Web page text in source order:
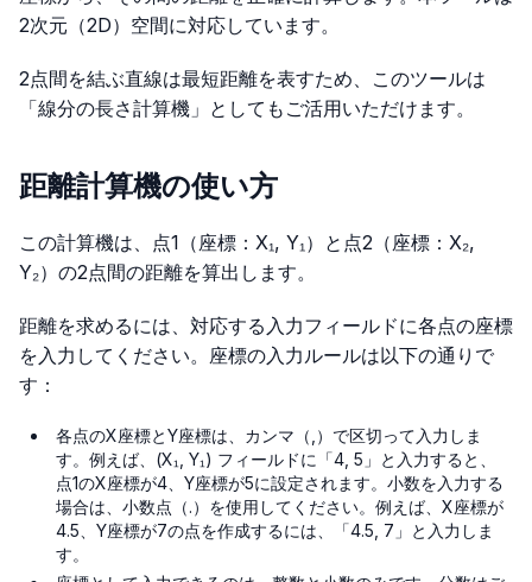
2次元（2D）空間に対応しています。
2点間を結ぶ直線は最短距離を表すため、このツールは
「線分の長さ計算機」としてもご活用いただけます。
距離計算機の使い方
この計算機は、点1（座標：X₁, Y₁）と点2（座標：X₂,
Y₂）の2点間の距離を算出します。
距離を求めるには、対応する入力フィールドに各点の座標
を入力してください。座標の入力ルールは以下の通りで
す：
各点のX座標とY座標は、カンマ（,）で区切って入力しま
す。例えば、(X₁, Y₁) フィールドに「4, 5」と入力すると、
点1のX座標が4、Y座標が5に設定されます。小数を入力する
場合は、小数点（.）を使用してください。例えば、X座標が
4.5、Y座標が7の点を作成するには、「4.5, 7」と入力しま
す。